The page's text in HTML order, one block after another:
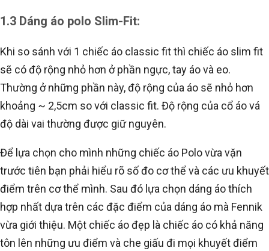
1.3 Dáng áo polo Slim-Fit:
Khi so sánh với 1 chiếc áo classic fit thì chiếc áo slim fit
sẽ có độ rộng nhỏ hơn ở phần ngực, tay áo và eo.
Thường ở những phần này, độ rộng của áo sẽ nhỏ hơn
khoảng ~ 2,5cm so với classic fit. Độ rộng của cổ áo vá
độ dài vai thường được giữ nguyên.
Để lựa chọn cho mình những chiếc áo Polo vừa vặn
trước tiên bạn phải hiểu rõ số đo cơ thể và các ưu khuyết
điểm trên cơ thể mình. Sau đó lựa chọn dáng áo thích
hợp nhất dựa trên các đặc điểm của dáng áo mà Fennik
vừa giới thiệu. Một chiếc áo đẹp là chiếc áo có khả năng
tôn lên những ưu điểm và che giấu đi mọi khuyết điểm